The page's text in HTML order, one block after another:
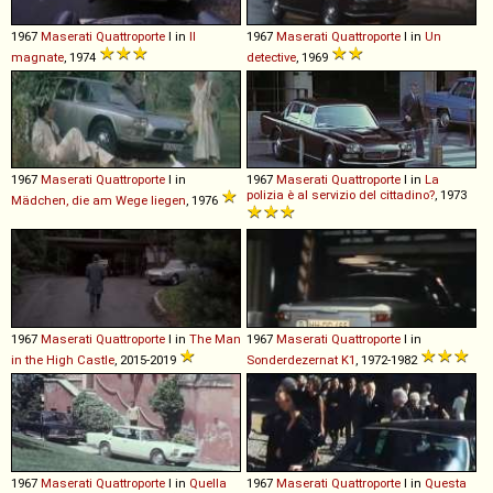
1967 Maserati Quattroporte I in Il
magnate , 1974
1967 Maserati Quattroporte I in Un
detective , 1969
1967 Maserati Quattroporte I in
Mädchen, die am Wege liegen, 1976
1967 Maserati Quattroporte I in La
polizia è al servizio del cittadino?, 1973
1967 Maserati Quattroporte I in The Man
in the High Castle, 2015-2019
1967 Maserati Quattroporte I in
Sonderdezernat K1, 1972-1982
1967 Maserati Quattroporte I in Quella
1967 Maserati Quattroporte I in Questa